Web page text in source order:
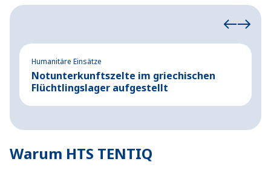
Humanitäre Einsätze
Notunterkunftszelte im griechischen
Flüchtlingslager aufgestellt
Warum HTS TENTIQ